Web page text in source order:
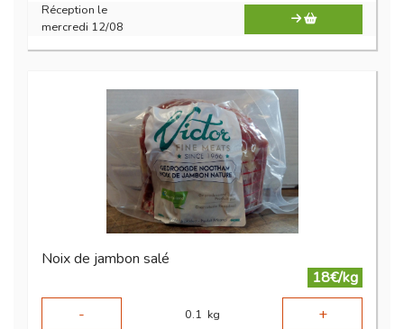
Réception le
mercredi 12/08
Noix de jambon salé
18€/kg
-
0.1 kg +